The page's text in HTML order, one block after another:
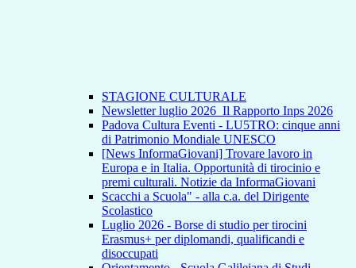
STAGIONE CULTURALE
Newsletter luglio 2026_Il Rapporto Inps 2026
Padova Cultura Eventi - LU5TRO: cinque anni
di Patrimonio Mondiale UNESCO
[News InformaGiovani] Trovare lavoro in
Europa e in Italia. Opportunità di tirocinio e
premi culturali. Notizie da InformaGiovani
Scacchi a Scuola" - alla c.a. del Dirigente
Scolastico
Luglio 2026 - Borse di studio per tirocini
Erasmus+ per diplomandi, qualificandi e
disoccupati